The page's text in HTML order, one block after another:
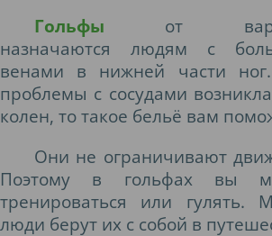
Гольфы от
назначаются людям с
венами в нижней части
проблемы с сосудами
колен, то такое бельё вам
Они не ограничивают
Поэтому в гольфах вы
тренироваться или гулять.
люди берут их с собой в